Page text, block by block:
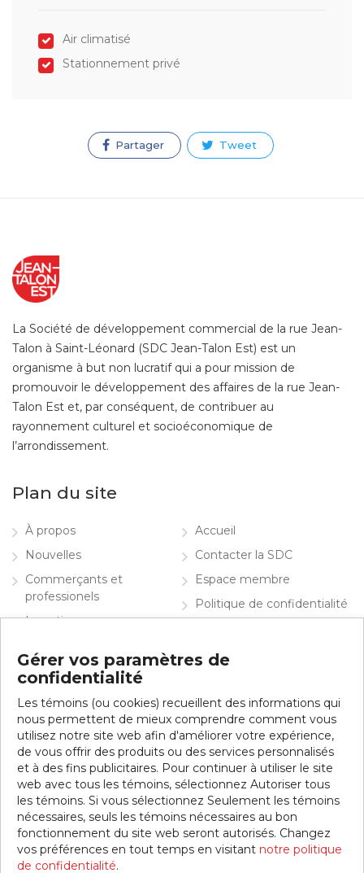
Air climatisé
Stationnement privé
Partager Tweet
La Société de développement commercial de la rue Jean-
Talon à Saint-Léonard (SDC Jean-Talon Est) est un
organisme à but non lucratif qui a pour mission de
promouvoir le développement des affaires de la rue Jean-
Talon Est et, par conséquent, de contribuer au
rayonnement culturel et socioéconomique de
l’arrondissement.
Plan du site
À propos
Nouvelles
Commerçants et
professionels
Investir
Accueil
Contacter la SDC
Espace membre
Politique de confidentialité
Contacter la SDC
Inscrivez-vous à notre infolettre
© 2026 SDC Jean-Talon Est. Tous droits réservés.
Gérer vos paramètres de
confidentialité
Les témoins (ou cookies) recueillent des informations qui
nous permettent de mieux comprendre comment vous
utilisez notre site web afin d'améliorer votre expérience,
de vous offrir des produits ou des services personnalisés
et à des fins publicitaires. Pour continuer à utiliser le site
web avec tous les témoins, sélectionnez Autoriser tous
les témoins. Si vous sélectionnez Seulement les témoins
nécessaires, seuls les témoins nécessaires au bon
fonctionnement du site web seront autorisés. Changez
vos préférences en tout temps en visitant notre politique
de confidentialité.